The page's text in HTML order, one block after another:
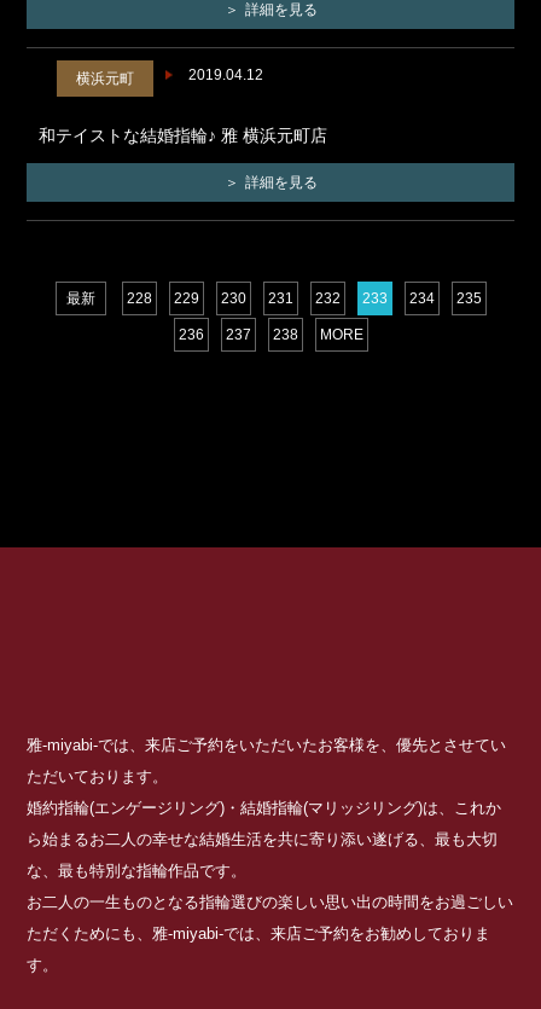
詳細を見る
2019.04.12
横浜元町
和テイストな結婚指輪♪ 雅 横浜元町店
詳細を見る
最新 228 229 230 231 232 233 234 235
236 237 238 MORE
雅-miyabi-では、来店ご予約をいただいたお客様を、優先とさせてい
ただいております。
婚約指輪(エンゲージリング)・結婚指輪(マリッジリング)は、これか
ら始まるお二人の幸せな結婚生活を共に寄り添い遂げる、最も大切
な、最も特別な指輪作品です。
お二人の一生ものとなる指輪選びの楽しい思い出の時間をお過ごしい
ただくためにも、雅-miyabi-では、来店ご予約をお勧めしておりま
す。